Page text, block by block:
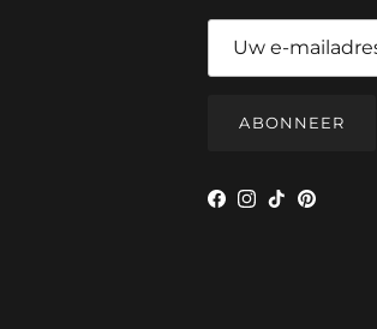
ABONNEER
Facebook
Instagram
TikTokPinterest